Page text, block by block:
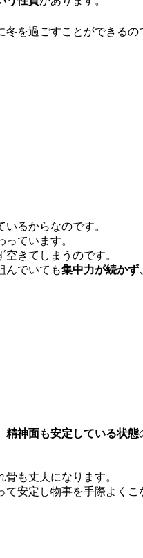
を過ごすことができるの
るからなのです。
ています。
きてしまうのです。
んでいても集中力が続かず
精神面も安定している状態
も丈夫になります。
安定し物事を手際よくこ